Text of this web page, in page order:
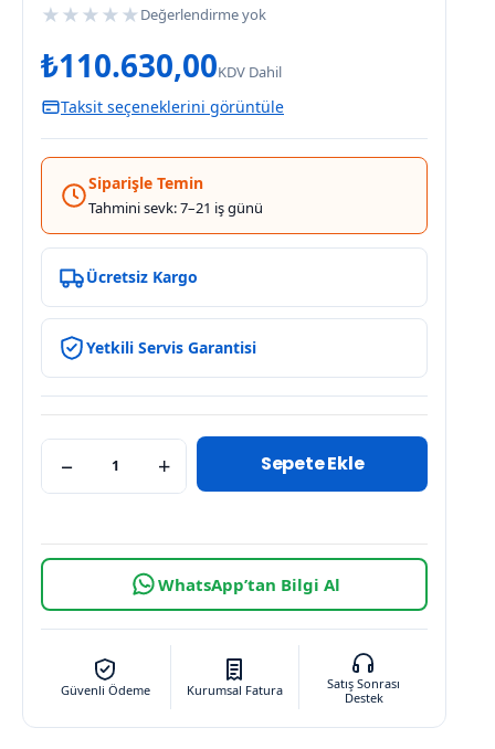
★ ★ ★ ★ ★ Değerlendirme yok
₺110.630,00KDV Dahil
Taksit seçeneklerini görüntüle
Siparişle Temin
Tahmini sevk: 7–21 iş günü
Ücretsiz Kargo
Yetkili Servis Garantisi
− + Sepete Ekle
WhatsApp’tan Bilgi Al
Güvenli Ödeme Kurumsal Fatura
Satış Sonrası
Destek